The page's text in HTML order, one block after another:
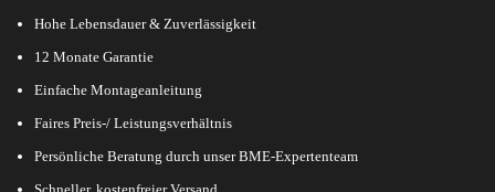
Hohe Lebensdauer & Zuverlässigkeit
12 Monate Garantie
Einfache Montageanleitung
Faires Preis-/ Leistungsverhältnis
Persönliche Beratung durch unser BME-Expertenteam